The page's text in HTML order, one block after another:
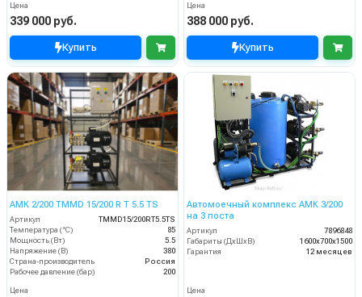
Цена
339 000 руб.
Купить
Цена
388 000 руб.
Купить
АМК 2/200 TMMD 15/200 R T 5.5 TS
Артикул
TMMD15/200RT5.5TS
Температура (°C)
85
Мощность (Вт)
5.5
Напряжение (В)
380
Страна-производитель
Россия
Рабочее давление (бар)
200
Цена
Автомоечный комплекс АМК 3/200
на 3 поста
Артикул
7896848
Габариты (ДхШхВ)
1600х700х1500
Гарантия
12 месяцев
Цена